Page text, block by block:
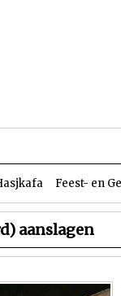
Feest- en
aanslagen